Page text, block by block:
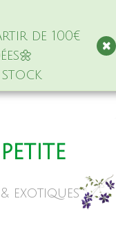
de 100€
stock
exotiques